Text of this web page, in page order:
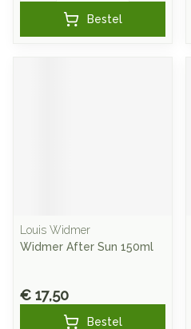
Bestel
Louis Widmer
Widmer After Sun 150ml
€ 17,50
Bestel